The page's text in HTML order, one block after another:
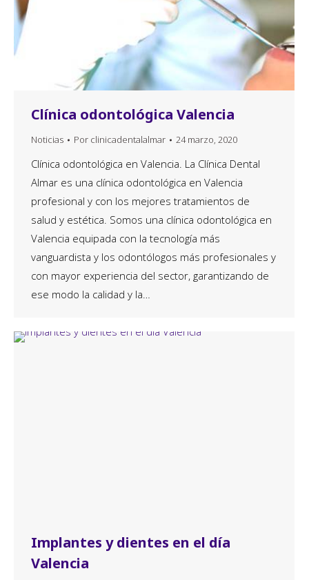
Clínica odontológica Valencia
Noticias Por clinicadentalalmar 24 marzo, 2020
Clínica odontológica en Valencia. La Clínica Dental
Almar es una clínica odontológica en Valencia
profesional y con los mejores tratamientos de
salud y estética. Somos una clínica odontológica en
Valencia equipada con la tecnología más
vanguardista y los odontólogos más profesionales y
con mayor experiencia del sector, garantizando de
ese modo la calidad y la…
Implantes y dientes en el día
Valencia